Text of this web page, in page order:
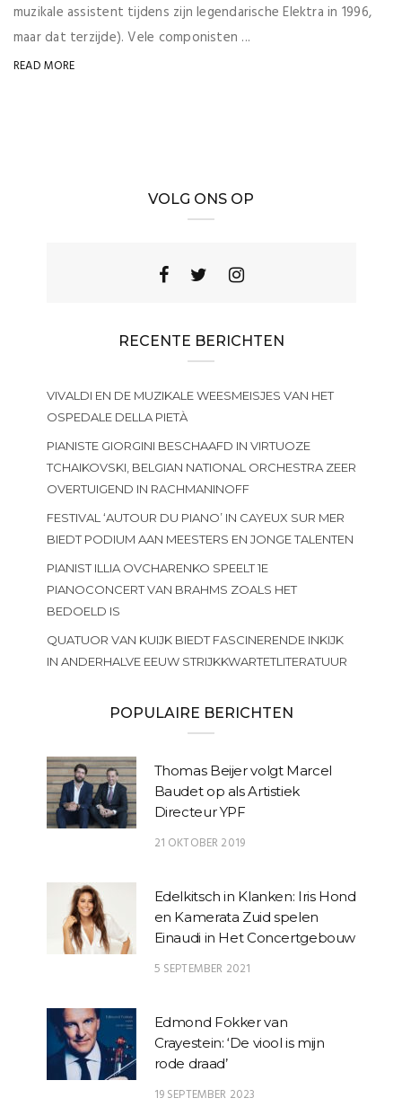
muzikale assistent tijdens zijn legendarische Elektra in 1996,
maar dat terzijde). Vele componisten ...
READ MORE
VOLG ONS OP
RECENTE BERICHTEN
VIVALDI EN DE MUZIKALE WEESMEISJES VAN HET
OSPEDALE DELLA PIETÀ
PIANISTE GIORGINI BESCHAAFD IN VIRTUOZE
TCHAIKOVSKI, BELGIAN NATIONAL ORCHESTRA ZEER
OVERTUIGEND IN RACHMANINOFF
FESTIVAL ‘AUTOUR DU PIANO’ IN CAYEUX SUR MER
BIEDT PODIUM AAN MEESTERS EN JONGE TALENTEN
PIANIST ILLIA OVCHARENKO SPEELT 1E
PIANOCONCERT VAN BRAHMS ZOALS HET
BEDOELD IS
QUATUOR VAN KUIJK BIEDT FASCINERENDE INKIJK
IN ANDERHALVE EEUW STRIJKKWARTETLITERATUUR
POPULAIRE BERICHTEN
Thomas Beijer volgt Marcel
Baudet op als Artistiek
Directeur YPF
21 OKTOBER 2019
Edelkitsch in Klanken: Iris Hond
en Kamerata Zuid spelen
Einaudi in Het Concertgebouw
5 SEPTEMBER 2021
Edmond Fokker van
Crayestein: ‘De viool is mijn
rode draad’
19 SEPTEMBER 2023